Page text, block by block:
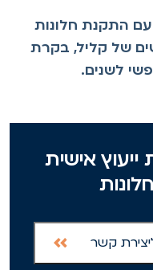
התקנת חלונות
של קליל, בקרת
אישית
קשר